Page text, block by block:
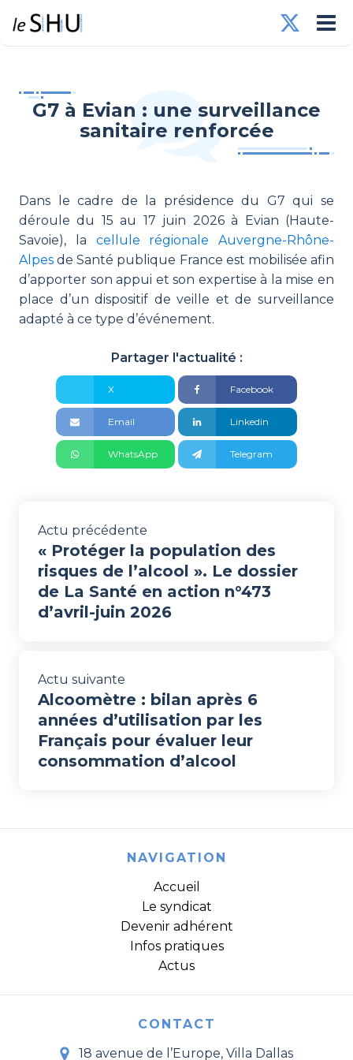
G7 à Evian : une surveillance
sanitaire renforcée
Dans le cadre de la présidence du G7 qui se
déroule du 15 au 17 juin 2026 à Evian (Haute-
Savoie), la cellule régionale Auvergne-Rhône-
Alpes de Santé publique France est mobilisée afin
d’apporter son appui et son expertise à la mise en
place d’un dispositif de veille et de surveillance
adapté à ce type d’événement.
Partager l'actualité :
X Facebook
Email Linkedin
WhatsApp Telegram
Actu précédente
« Protéger la population des
risques de l’alcool ». Le dossier
de La Santé en action n°473
d’avril-juin 2026
Actu suivante
Alcoomètre : bilan après 6
années d’utilisation par les
Français pour évaluer leur
consommation d’alcool
NAVIGATION
Accueil
Le syndicat
Devenir adhérent
Infos pratiques
Actus
CONTACT
18 avenue de l’Europe, Villa Dallas